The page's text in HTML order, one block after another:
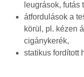
leugrások, futás
átfordulások a
körül, pl. kézen
cigánykerék,
statikus fordított